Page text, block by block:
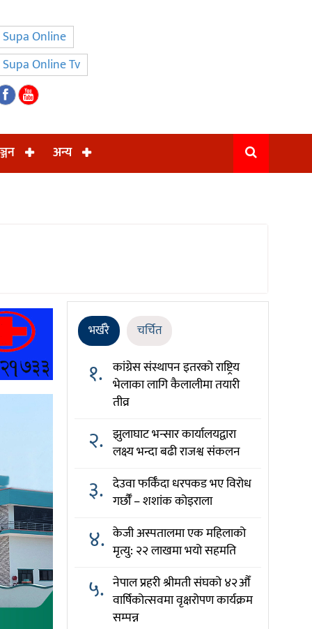
Supa Online
Supa Online Tv
अन्य
भर्खरै चर्चित
१. कांग्रेस संस्थापन इतरको राष्ट्रिय
भेलाका लागि कैलालीमा तयारी
तीव्र
२. झुलाघाट भन्सार कार्यालयद्वारा
लक्ष्य भन्दा बढी राजश्व संकलन
३. देउवा फर्किँदा धरपकड भए विरोध
गर्छौँं – शशांक कोइराला
४. केजी अस्पतालमा एक महिलाको
मृत्यु: २२ लाखमा भयो सहमति
५. नेपाल प्रहरी श्रीमती संघको ४२औँ
वार्षिकोत्सवमा वृक्षरोपण कार्यक्रम
सम्पन्न